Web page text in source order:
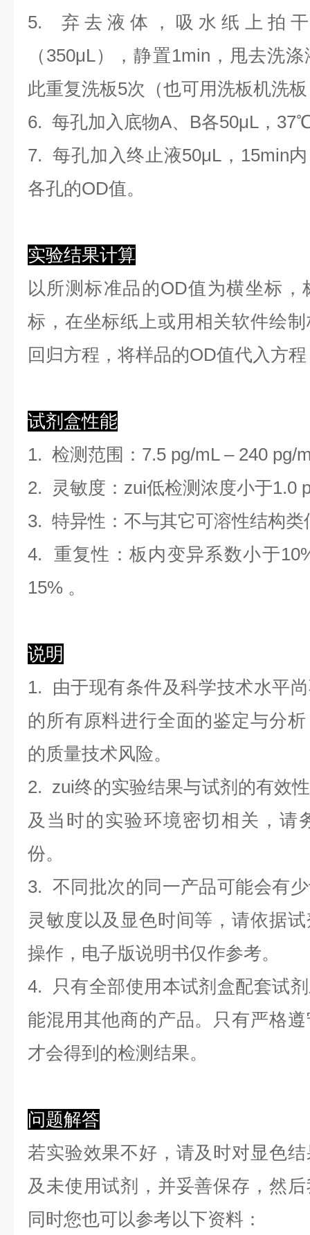
5. 弃去液体，吸水纸上拍
（350μL）
，静置1min，甩去洗
此重复洗板5次（也可用洗板机洗
6. 每孔加入底物A、B各50μL，
7. 每孔加入终止液50μL，15min
各孔的OD值。
实验结果计算
以所测标准品的OD值为横坐标，
标，在坐标纸上或用相关软件绘制
回归方程 ， 将样品的OD值代入方
试剂盒性能
1. 检测范围 ： 7.5 pg/mL –240 pg/
2. 灵敏度：zui低检测浓度小于1.0
3. 特异性：不与其它可溶性结构类
4. 重复性：板内变异系数小于10
15% 。
说明
1. 由于现有条件及科学技术水平
的所有原料进行全面的鉴定与分
的质量技术风险。
2. zui终的实验结果与试剂的有效
及当时的实验环境密切相关，请
份。
3. 不同批次的同一产品可能会有
灵敏度以及显色时间等，请依据
操作，电子版说明书仅作参考。
4. 只有全部使用本试剂盒配套试
能混用其他商的产品。只有严格
才会得到的检测结果。
问题解答
若实验效果不好，请及时对显色
及未使用试剂，并妥善保存，然
同时您也可以参考以下资料：